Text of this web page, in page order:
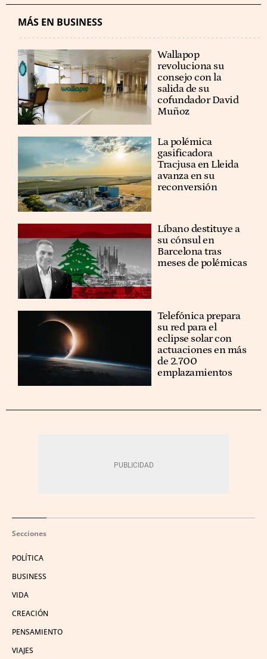
MÁS EN BUSINESS
Wallapop
revoluciona su
consejo con la
salida de su
cofundador David
Muñoz
La polémica
gasificadora
Tracjusa en Lleida
avanza en su
reconversión
Líbano destituye a
su cónsul en
Barcelona tras
meses de polémicas
Telefónica prepara
su red para el
eclipse solar con
actuaciones en más
de 2.700
emplazamientos
Secciones
POLÍTICA
BUSINESS
VIDA
CREACIÓN
PENSAMIENTO
VIAJES